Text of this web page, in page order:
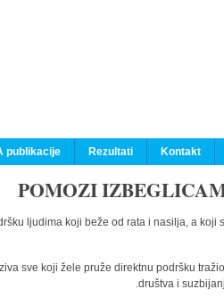
Kontakt
Rezultati
publikacije
POMOZI
ljudima koji beže od rata i nasilja, a
sve koji žele pruže direktnu podršku
društva i